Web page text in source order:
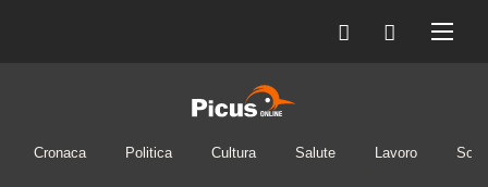
Cronaca Politica Cultura Salute Lavoro